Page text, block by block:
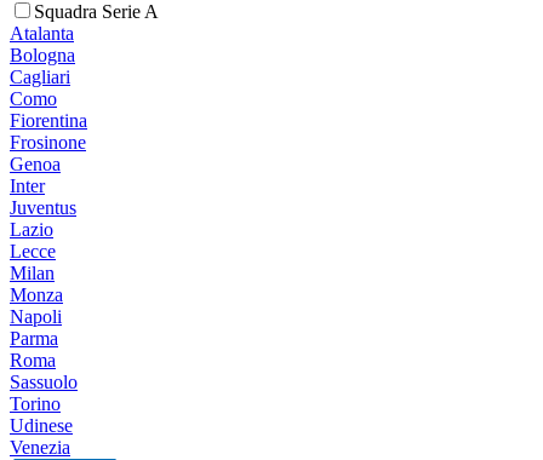
Squadra Serie A
Atalanta
Bologna
Cagliari
Como
Fiorentina
Frosinone
Genoa
Inter
Juventus
Lazio
Lecce
Milan
Monza
Napoli
Parma
Roma
Sassuolo
Torino
Udinese
Venezia